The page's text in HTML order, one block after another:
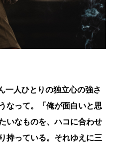
一人ひとりの独立心の強さ
なって。「俺が面白いと思
いなものを、ハコに合わせ
持っている。それゆえに三